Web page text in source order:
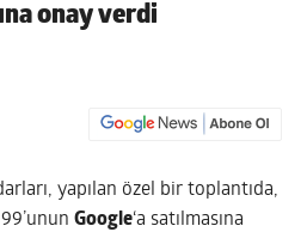
onay verdi
yapılan özel bir toplantıda,
Google‘a satılmasına